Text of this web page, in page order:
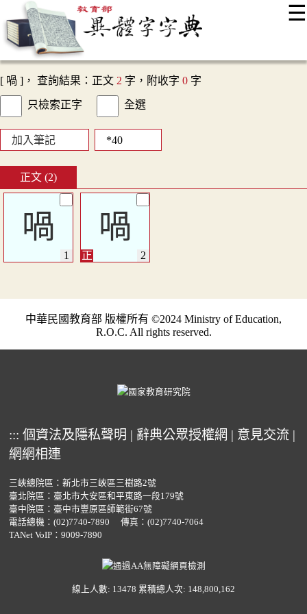
☰
最新消息
顯示模式
網站導覽
[ 喎 ]， 查詢結果：正文 2 字，附收字 0 字
只檢索正字 全選
加入筆記
正文 (2)
喎 喎
中華民國教育部 版權所有 ©2024 Ministry of Education,
R.O.C. All rights reserved.
::: 個資法及隱私聲明 | 辭典公眾授權網 | 意見交流 |
網網相連
三峽總院區：新北市三峽區三樹路2號
臺北院區：臺北市大安區和平東路一段179號
臺中院區：臺中市豐原區師範街67號
電話總機： (02)7740-7890
傳真：(02)7740-7064
TANet VoIP：9009-7890
線上人數: 13478 累積總人次: 148,800,162